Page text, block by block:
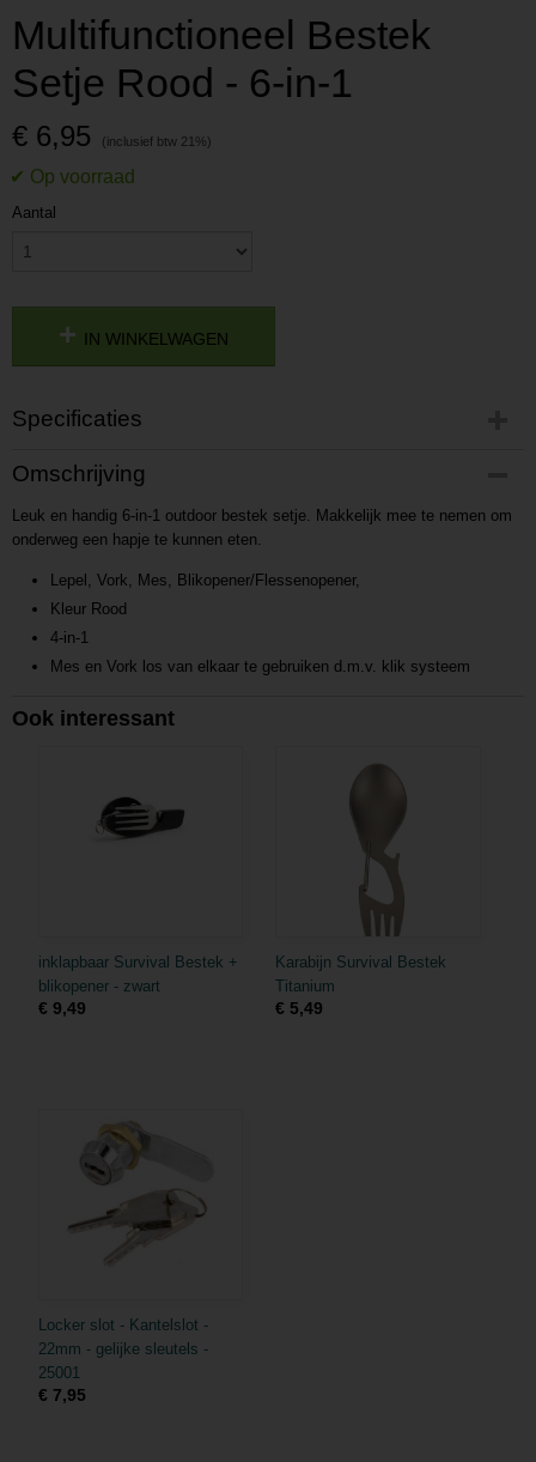
Multifunctioneel Bestek
Setje Rood - 6-in-1
€ 6,95
Aantal
IN WINKELWAGEN
Specificaties
Productcode
P201702161310
Productcode leverancier
L201702161310
Omschrijving
Leuk en handig 6-in-1 outdoor bestek setje. Makkelijk mee te nemen om
onderweg een hapje te kunnen eten.
Lepel, Vork, Mes, Blikopener/Flessenopener,
Kleur Rood
4-in-1
Mes en Vork los van elkaar te gebruiken d.m.v. klik systeem
Ook interessant
inklapbaar Survival Bestek +
blikopener - zwart
€ 9,49
Karabijn Survival Bestek
Titanium
€ 5,49
Locker slot - Kantelslot -
22mm - gelijke sleutels -
25001
€ 7,95